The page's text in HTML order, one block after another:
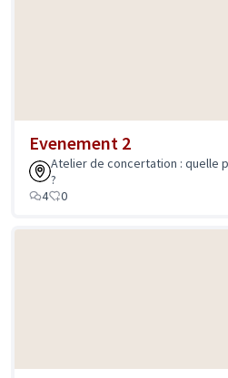
Evenement 2
Atelier de concertation : quelle
?
4
0